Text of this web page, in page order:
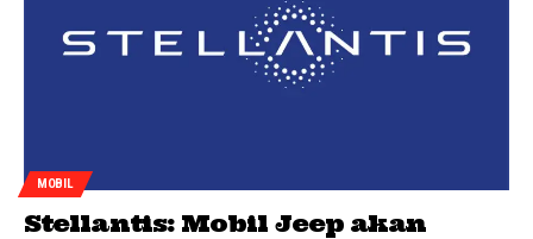
MOBIL
Stellantis: Mobil Jeep akan